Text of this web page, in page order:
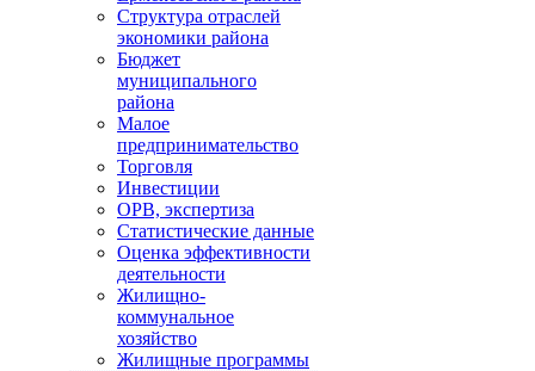
Структура отраслей
экономики района
Бюджет
муниципального
района
Малое
предпринимательство
Торговля
Инвестиции
ОРВ, экспертиза
Статистические данные
Оценка эффективности
деятельности
Жилищно-
коммунальное
хозяйство
Жилищные программы